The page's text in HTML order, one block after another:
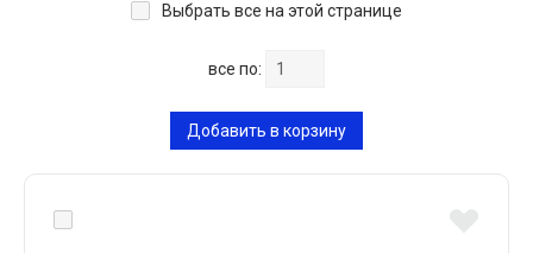
Выбрать все на этой странице
все по:
Добавить в корзину